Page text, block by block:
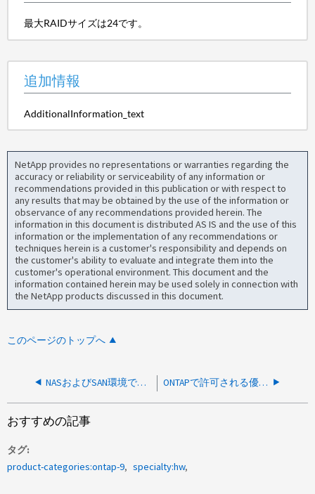
最大RAIDサイズは24です。
追加情報
AdditionalInformation_text
NetApp provides no representations or warranties regarding the
accuracy or reliability or serviceability of any information or
recommendations provided in this publication or with respect to
any results that may be obtained by the use of the information or
observance of any recommendations provided herein. The
information in this document is distributed AS IS and the use of this
information or the implementation of any recommendations or
techniques herein is a customer's responsibility and depends on
the customer's ability to evaluate and integrate them into the
customer's operational environment. This document and the
information contained herein may be used solely in connection with
the NetApp products discussed in this document.
このページのトップへ
NASおよびSAN環境でボリューム名またはLUN名を変更する場合は、どのような影響がありますか。 ONTAPで許可される優先ドメインコントローラの最大数はいくつですか。
おすすめの記事
タグ
product-categories:ontap-9
specialty:hw